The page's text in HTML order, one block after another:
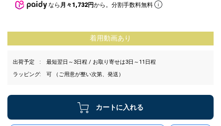
なら 月々1,732円から。分割手数料無料
着用動画あり
出荷予定
最短翌日～3日程 / お取り寄せは3日～11日程
ラッピング
可 （ご用意が整い次第、発送）
カートに入れる